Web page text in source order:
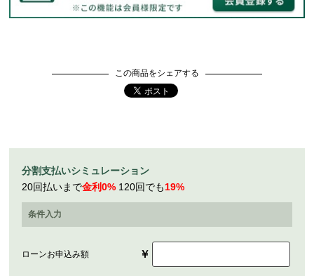
この商品をシェアする
分割支払いシミュレーション
20回払いまで金利0% 120回でも19%
条件入力
ローンお申込み額 ￥